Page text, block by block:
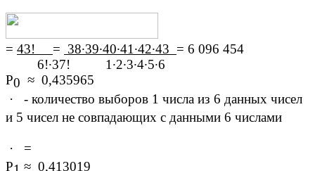
= 43! = 38∙39∙40∙41∙42∙43 = 6 096 454
6!∙37! 1∙2∙3∙4∙5∙6
Р0 ≈ 0,435965
·
- количество выборов 1 числа из 6 данных чисел
и 5 чисел не совпадающих с данными 6 числами
·
=
Р
≈ 0,413019